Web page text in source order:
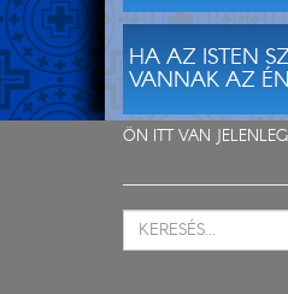
HA AZ ISTEN
VANNAK AZ
ÖN ITT VAN